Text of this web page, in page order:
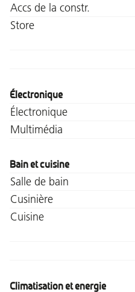
Accs de la constr.
Store
Électronique
Électronique
Multimédia
Bain et cuisine
Salle de bain
Cusinière
Cuisine
Climatisation et energie